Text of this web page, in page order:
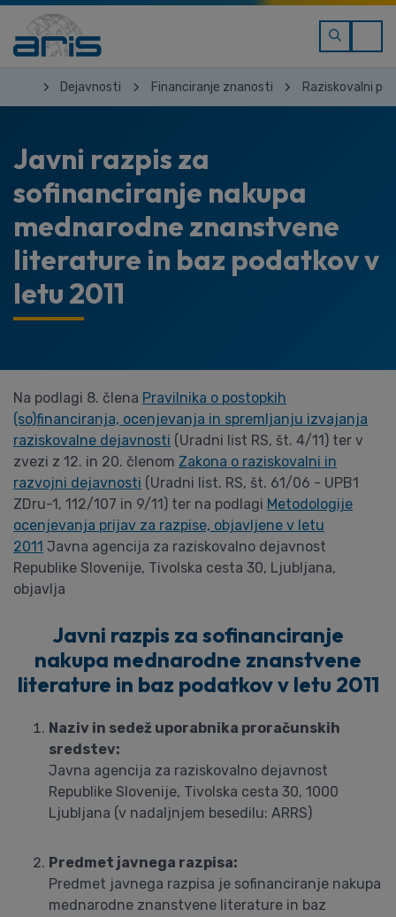
Dejavnosti Financiranje znanosti Raziskovalni
Javni razpis za
sofinanciranje nakupa
mednarodne znanstvene
literature in baz podatkov v
letu 2011
Na podlagi 8. člena Pravilnika o postopkih
(so)financiranja, ocenjevanja in spremljanju izvajanja
raziskovalne dejavnosti (Uradni list RS, št. 4/11) ter v
zvezi z 12. in 20. členom Zakona o raziskovalni in
razvojni dejavnosti (Uradni list. RS, št. 61/06 - UPB1
ZDru-1, 112/107 in 9/11) ter na podlagi Metodologije
ocenjevanja prijav za razpise, objavljene v letu
2011 Javna agencija za raziskovalno dejavnost
Republike Slovenije, Tivolska cesta 30, Ljubljana,
objavlja
Javni razpis za sofinanciranje
nakupa mednarodne znanstvene
literature in baz podatkov v letu 2011
Naziv in sedež uporabnika proračunskih
sredstev:
Javna agencija za raziskovalno dejavnost
Republike Slovenije, Tivolska cesta 30, 1000
Ljubljana (v nadaljnjem besedilu: ARRS)
Predmet javnega razpisa:
Predmet javnega razpisa je sofinanciranje nakupa
mednarodne znanstvene literature in baz